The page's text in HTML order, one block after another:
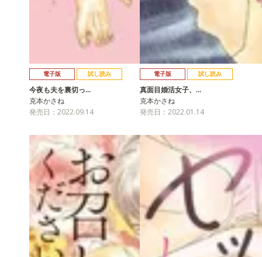
電子版 試し読み
今夜も夫を裏切っ…
克本かさね
発売日：2022.09.14
電子版 試し読み
真面目婚活女子、…
克本かさね
発売日：2022.01.14